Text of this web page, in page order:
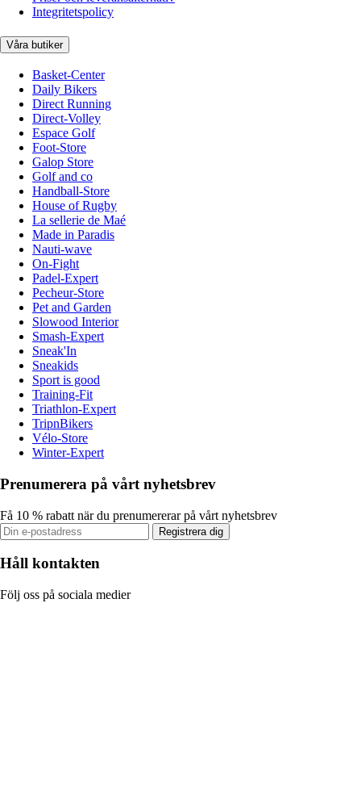
Integritetspolicy
Våra butiker
Basket-Center
Daily Bikers
Direct Running
Direct-Volley
Espace Golf
Foot-Store
Galop Store
Golf and co
Handball-Store
House of Rugby
La sellerie de Maé
Made in Paradis
Nauti-wave
On-Fight
Padel-Expert
Pecheur-Store
Pet and Garden
Slowood Interior
Smash-Expert
Sneak'In
Sneakids
Sport is good
Training-Fit
Triathlon-Expert
TripnBikers
Vélo-Store
Winter-Expert
Prenumerera på vårt nyhetsbrev
Få 10 % rabatt när du prenumererar på vårt nyhetsbrev
Registrera dig
Håll kontakten
Följ oss på sociala medier